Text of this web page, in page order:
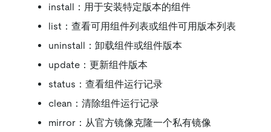
install：用于安装特定版本的组件
list：查看可用组件列表或组件可用版本列表
uninstall：卸载组件或组件版本
update：更新组件版本
status：查看组件运行记录
clean：清除组件运行记录
mirror：从官方镜像克隆一个私有镜像